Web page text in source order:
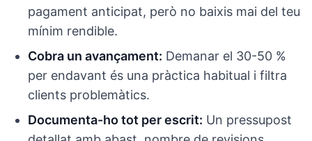
pagament anticipat, però no baixis mai del teu
mínim rendible.
Cobra un avançament: Demanar el 30-50 %
per endavant és una pràctica habitual i filtra
clients problemàtics.
Documenta-ho tot per escrit: Un pressupost